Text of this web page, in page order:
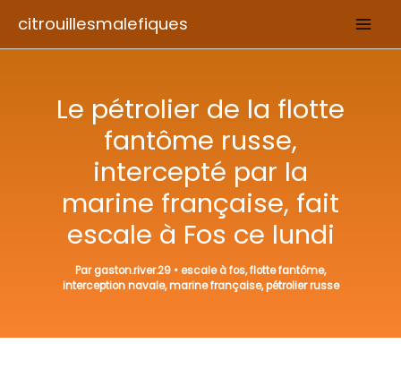
citrouillesmalefiques
Le pétrolier de la flotte
fantôme russe,
intercepté par la
marine française, fait
escale à Fos ce lundi
Pargaston.river.29 • escale à fos,flotte fantôme,
interception navale,marine française,pétrolier russe